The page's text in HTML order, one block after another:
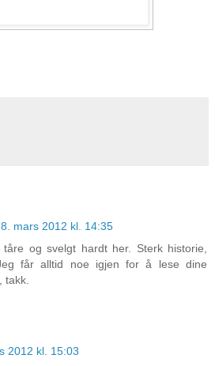
8. mars 2012 kl. 14:35
og svelgt hardt her. Sterk historie,
får alltid noe igjen for å lese dine
takk.
2012 kl. 15:03